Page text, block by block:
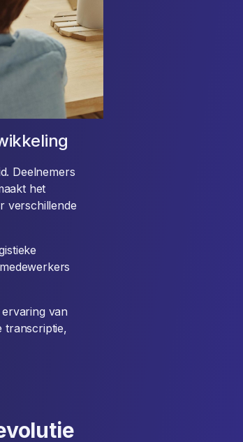
Deelnemers
het
verschillende
van
transcriptie,